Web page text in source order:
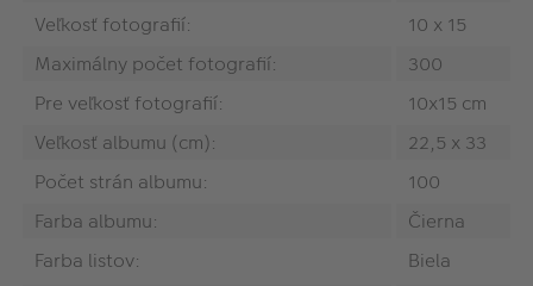
Veľkosť fotografií:
10 x 15
Maximálny počet fotografií:
300
Pre veľkosť fotografií:
10x15 cm
Veľkosť albumu (cm):
22,5 x 33
Počet strán albumu:
100
Farba albumu:
Čierna
Farba listov:
Biela